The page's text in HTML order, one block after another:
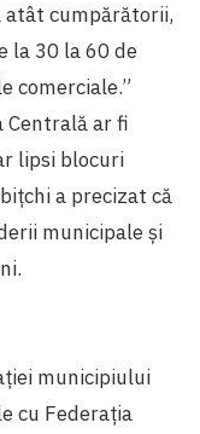
atât cumpărătorii,
la 30 la 60 de
comerciale.”
Centrală ar fi
lipsi blocuri
a precizat că
municipale și
municipiului
cu Federația